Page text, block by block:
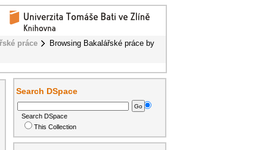
práce
Browsing Bakalářské práce by
Search DSpace
Search DSpace
This Collection